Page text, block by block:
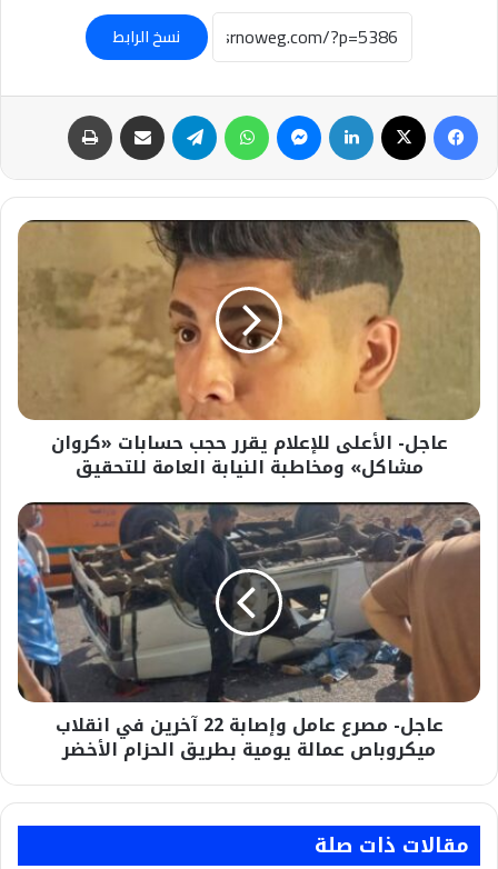
نسخ الرابط
فيسبوك لينكدإن ماسنجر واتساب تيلقرام مشاركة عبر البريد
عاجل-
مشاكل»
ومخاطبة
عاجل- الأعلى للإعلام يقرر حجب حسابات «كروان
مشاكل» ومخاطبة النيابة العامة للتحقيق
عاجل-
مصرع
عامل
ميكروباص
الحزام
عاجل- مصرع عامل وإصابة 22 آخرين في انقلاب
ميكروباص عمالة يومية بطريق الحزام الأخضر
مقالات ذات صلة